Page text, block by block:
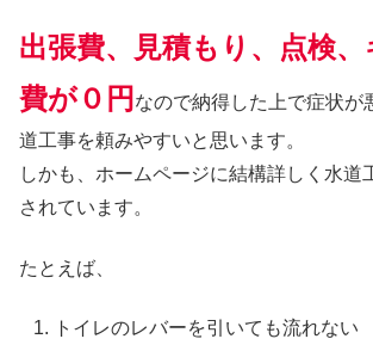
出張費、見積もり、点検
費が０円 なので納得した上で症状が
道工事を頼みやすいと思います。
しかも、ホームページに結構詳しく水道
されています。
たとえば、
トイレのレバーを引いても流れない